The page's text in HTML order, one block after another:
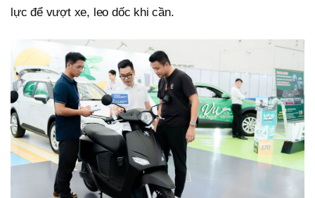
lực để vượt xe, leo dốc khi cần.